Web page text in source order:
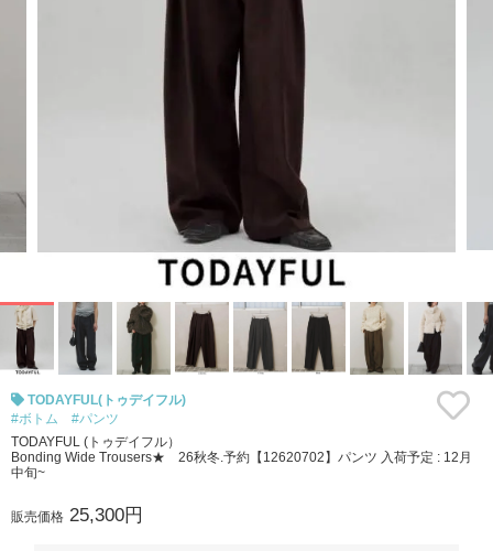
TODAYFUL(トゥデイフル)
#ボトム
#パンツ
TODAYFUL (トゥデイフル）
Bonding Wide Trousers★ 26秋冬.予約【12620702】パンツ 入荷予定 : 12月
中旬~
販売価格 25,300円